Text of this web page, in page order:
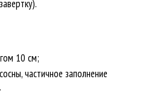
10 см;
частичное заполнение